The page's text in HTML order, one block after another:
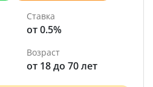
Ставка
от 0.5%
Возраст
от 18 до 70 лет